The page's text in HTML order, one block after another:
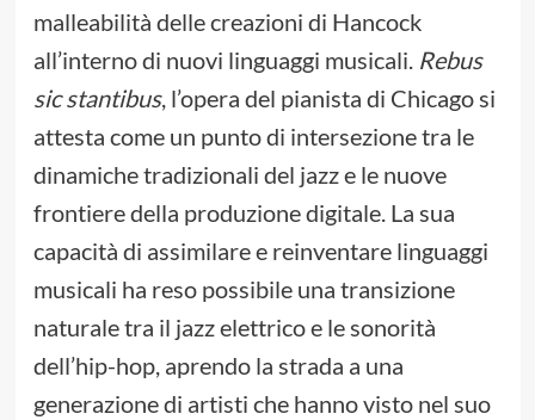
malleabilità delle creazioni di Hancock
all’interno di nuovi linguaggi musicali. Rebus
sic stantibus, l’opera del pianista di Chicago si
attesta come un punto di intersezione tra le
dinamiche tradizionali del jazz e le nuove
frontiere della produzione digitale. La sua
capacità di assimilare e reinventare linguaggi
musicali ha reso possibile una transizione
naturale tra il jazz elettrico e le sonorità
dell’hip-hop, aprendo la strada a una
generazione di artisti che hanno visto nel suo